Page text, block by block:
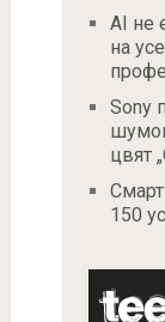
AI не
на
Sony
цвят
150